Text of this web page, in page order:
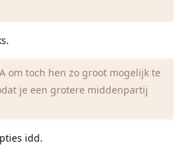
om toch hen zo groot mogelijk te
je een grotere middenpartij
idd.